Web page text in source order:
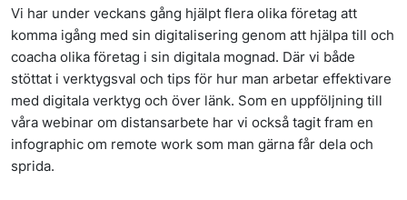
Vi har under veckans gång hjälpt flera olika företag att
komma igång med sin digitalisering genom att hjälpa till och
coacha olika företag i sin digitala mognad. Där vi både
stöttat i verktygsval och tips för hur man arbetar effektivare
med digitala verktyg och över länk. Som en uppföljning till
våra webinar om distansarbete har vi också tagit fram en
infographic om remote work som man gärna får dela och
sprida.